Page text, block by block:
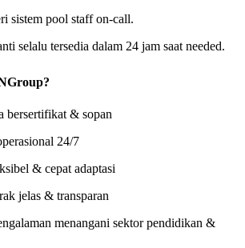
sistem pool staff on-call.
selalu tersedia dalam 24 jam saat needed.
bersertifikat & sopan
24/7
& cepat adaptasi
jelas & transparan
menangani sektor pendidikan &